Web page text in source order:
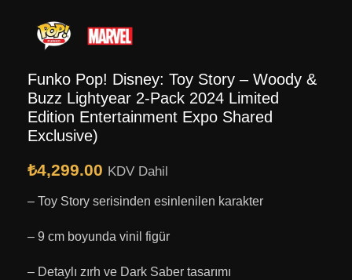
Funko Pop! Disney: Toy Story – Woody &
Buzz Lightyear 2-Pack 2024 Limited
Edition Entertainment Expo Shared
Exclusive)
₺4,299.00 KDV Dahil
– Toy Story serisinden esinlenilen karakter
– 9 cm boyunda vinil figür
– Detaylı zırh ve Dark Saber tasarımı